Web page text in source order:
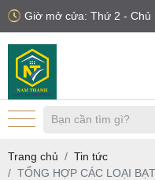
Giờ mở cửa: Thứ 2 - Chủ
Trang chủ
Tin tức
TỔNG HỢP CÁC LOẠI